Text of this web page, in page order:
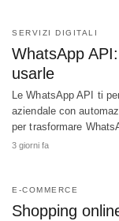
SERVIZI DIGITALI
WhatsApp
usarle
Le WhatsApp API ti
aziendale con
per trasformare
3 giorni fa
E-COMMERCE
Shopping